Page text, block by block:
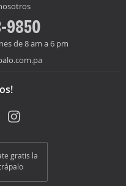
9850
de 8 am a 6 pm
gratis la